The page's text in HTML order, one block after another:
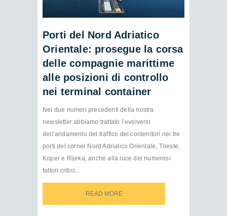
Porti del Nord Adriatico
Orientale: prosegue la corsa
delle compagnie marittime
alle posizioni di controllo
nei terminal container
Nei due numeri precedenti della nostra
newsletter abbiamo trattato l’evolversi
dell’andamento del traffico dei contenitori nei tre
porti del corner Nord Adriatico Orientale, Trieste,
Koper e Rijeka, anche alla luce dei numerosi
fattori critici...
READ MORE